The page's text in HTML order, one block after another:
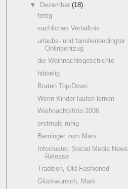
▼ Dezember (18)
fertig
sachliches Verhältnis
urlaubs- und familienbedingter
Onlineentzug
die Weihnachtsgeschichte
hibbelig
Braten Top-Down
Wenn Kinder laufen lernen
Weihnachtsfoto 2006
erstmals ruhig
Berninger zum Mars
Infocluster, Social Media News
Release
Tradition, Old Fashioned
Glückwunsch, Mark